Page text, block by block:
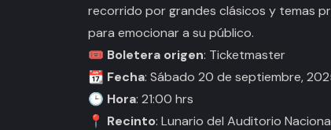
recorrido por grandes clásicos y temas
para emocionar a su público.
🎟️ Boletera origen: Ticketmaster
📆 Fecha: Sábado 20 de septiembre,
🕒 Hora: 21:00 hrs
📍 Recinto: Lunario del Auditorio